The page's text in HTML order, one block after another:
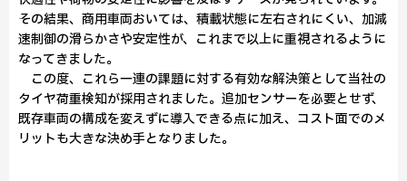
その結果、商用車両おいては、積載状態に左右されにくい、加減
速制御の滑らかさや安定性が、これまで以上に重視されるように
なってきました。
この度、これら一連の課題に対する有効な解決策として当社の
タイヤ荷重検知が採用されました。追加センサーを必要とせず、
既存車両の構成を変えずに導入できる点に加え、コスト面でのメ
リットも大きな決め手となりました。